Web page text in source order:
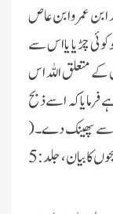
عمرو ابن عاص
کوئی چڑیا یا اس سے
کے متعلق اللہ اس
فرمایا کہ اسے ذبح
اسے پھینک دے۔(
مراۃ المناجیح شرح مشکوۃ المصابیح، باب : شکار اور ذبیحوں کا بیان ، جلد : 5